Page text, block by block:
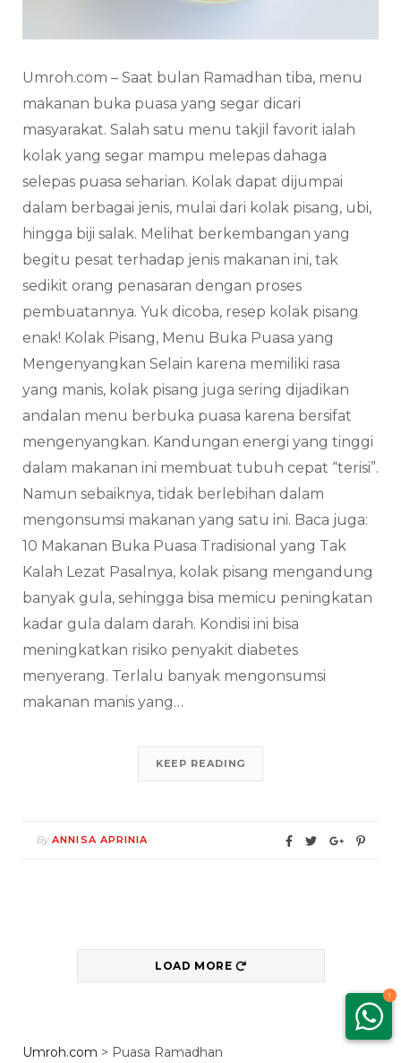
1
Umroh.com – Saat bulan Ramadhan tiba, menu
makanan buka puasa yang segar dicari
masyarakat. Salah satu menu takjil favorit ialah
kolak yang segar mampu melepas dahaga
selepas puasa seharian. Kolak dapat dijumpai
dalam berbagai jenis, mulai dari kolak pisang, ubi,
hingga biji salak. Melihat berkembangan yang
begitu pesat terhadap jenis makanan ini, tak
sedikit orang penasaran dengan proses
pembuatannya. Yuk dicoba, resep kolak pisang
enak! Kolak Pisang, Menu Buka Puasa yang
Mengenyangkan Selain karena memiliki rasa
yang manis, kolak pisang juga sering dijadikan
andalan menu berbuka puasa karena bersifat
mengenyangkan. Kandungan energi yang tinggi
dalam makanan ini membuat tubuh cepat “terisi”.
Namun sebaiknya, tidak berlebihan dalam
mengonsumsi makanan yang satu ini. Baca juga:
10 Makanan Buka Puasa Tradisional yang Tak
Kalah Lezat Pasalnya, kolak pisang mengandung
banyak gula, sehingga bisa memicu peningkatan
kadar gula dalam darah. Kondisi ini bisa
meningkatkan risiko penyakit diabetes
menyerang. Terlalu banyak mengonsumsi
makanan manis yang…
KEEP READING
By ANNISA APRINIA
LOAD MORE
Umroh.com > Puasa Ramadhan